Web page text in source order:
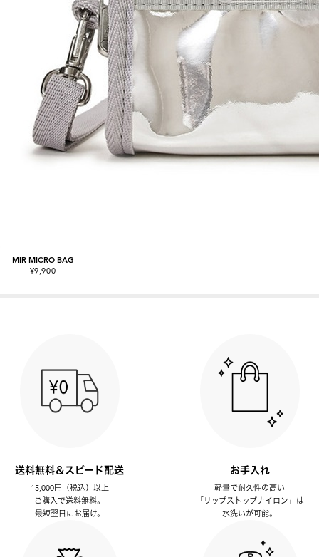
MIR MICRO BAG
¥9,900
送料無料＆スピード配送
15,000円（税込）以上
ご購入で送料無料。
最短翌日にお届け。
お手入れ
軽量で耐久性の高い
「リップストップナイロン」は
水洗いが可能。